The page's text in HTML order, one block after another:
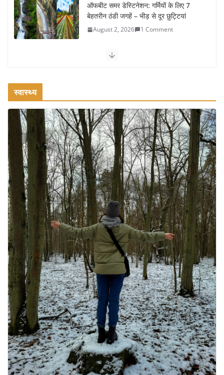
ऑफबीट समर डेस्टिनेशन: गर्मियों के लिए 7
बेहतरीन ठंडी जगहें – भीड़ से दूर छुट्टियां
August 2, 2026 1 Comment
कश्मीर यात्रा गाइड: प्राकृतिक सुंदरता और स्वादिष्ट भोजन का अनूठा संगम
वजन घटाने के लिए 8 बेहतरीन वॉकिंग एक्सरसाइज: 1 महीने में पाएं 3-4
किलो कम वजन
July 31, 2026 1 Comment
16 ज़रूरी कीबोर्ड शॉर्टकट्स जो आपकी
उत्पादकता को दोगुना कर देंगे
August 7, 2026 0 Comments
स्वास्थ्य